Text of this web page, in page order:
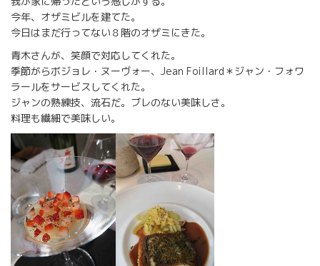
今年、オザミビルを建てた。
今日はまだ行ってない８階のオザミにきた。
青木さんが、笑顔で対応してくれた。
季節がらボジョレ・ヌーヴォー、Jean Foillard＊ジャン・フォワ
ラールをサービスしてくれた。
ジャンの熟練技、流石だ。ブレのない美味しさ。
料理も繊細で美味しい。